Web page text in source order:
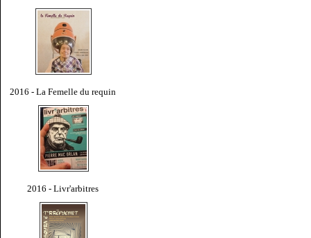
2016 - La Femelle du requin
2016 - Livr'arbitres